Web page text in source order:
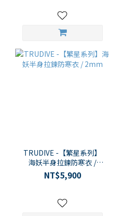
TRUDIVE -【繁星系列】
海妖半身拉鍊防寒衣 /
2mm
NT$5,900